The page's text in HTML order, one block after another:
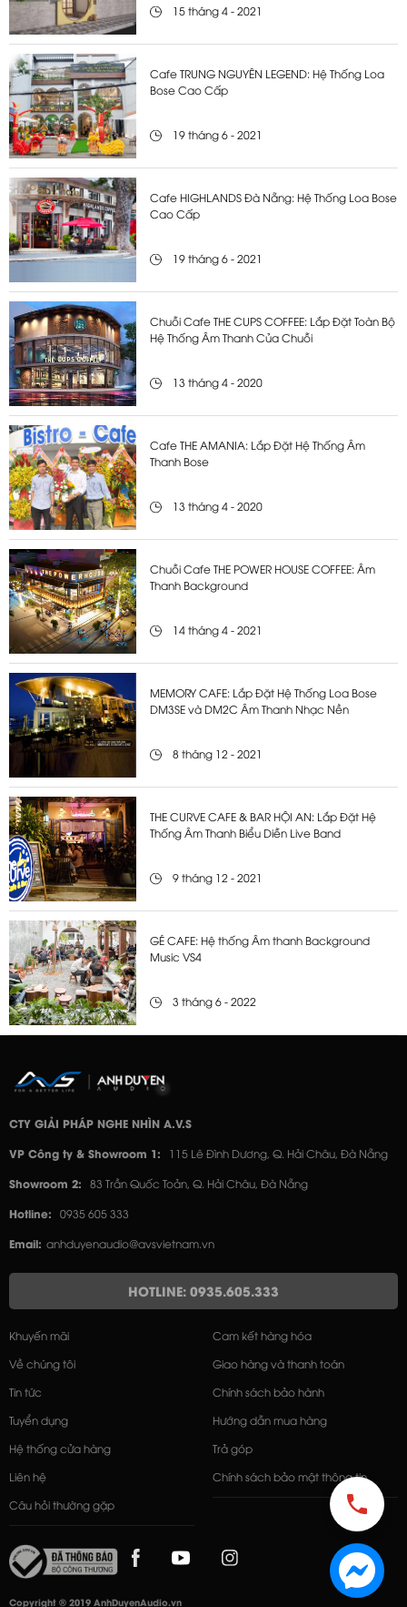
15 tháng 4 - 2021
Cafe TRUNG NGUYÊN LEGEND: Hệ Thống Loa
Bose Cao Cấp
19 tháng 6 - 2021
Cafe HIGHLANDS Đà Nẵng: Hệ Thống Loa Bose
Cao Cấp
19 tháng 6 - 2021
Chuỗi Cafe THE CUPS COFFEE: Lắp Đặt Toàn Bộ
Hệ Thống Âm Thanh Của Chuỗi
13 tháng 4 - 2020
Cafe THE AMANIA: Lắp Đặt Hệ Thống Âm
Thanh Bose
13 tháng 4 - 2020
Chuỗi Cafe THE POWER HOUSE COFFEE: Âm
Thanh Background
14 tháng 4 - 2021
MEMORY CAFE: Lắp Đặt Hệ Thống Loa Bose
DM3SE và DM2C Âm Thanh Nhạc Nền
8 tháng 12 - 2021
THE CURVE CAFE & BAR HỘI AN: Lắp Đặt Hệ
Thống Âm Thanh Biểu Diễn Live Band
9 tháng 12 - 2021
GÉ CAFE: Hệ thống Âm thanh Background
Music VS4
3 tháng 6 - 2022
CTY GIẢI PHÁP NGHE NHÌN A.V.S
VP Công ty & Showroom 1: 115 Lê Đình Dương, Q. Hải Châu, Đà Nẵng
Showroom 2: 83 Trần Quốc Toản, Q. Hải Châu, Đà Nẵng
Hotline: 0935 605 333
Email: anhduyenaudio@avsvietnam.vn
HOTLINE: 0935.605.333
Khuyến mãi
Về chúng tôi
Tin tức
Tuyển dụng
Hệ thống cửa hàng
Liên hệ
Câu hỏi thường gặp
Cam kết hàng hóa
Giao hàng và thanh toán
Chính sách bảo hành
Hướng dẫn mua hàng
Trả góp
Chính sách bảo mật thông tin
Copyright © 2019 AnhDuyenAudio.vn